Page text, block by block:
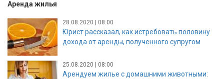
Аренда жилья
28.08.2020 | 08:00
Юрист рассказал, как истребовать половину
дохода от аренды, полученного супругом
25.08.2020 | 08:00
Арендуем жилье с домашними животными: